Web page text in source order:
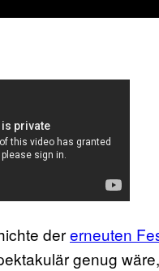
dererneuten
genug